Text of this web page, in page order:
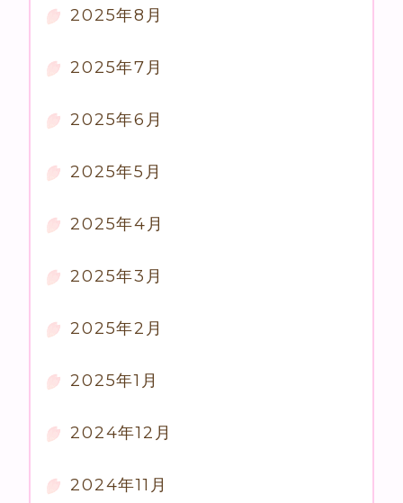
2025年8月
2025年7月
2025年6月
2025年5月
2025年4月
2025年3月
2025年2月
2025年1月
2024年12月
2024年11月